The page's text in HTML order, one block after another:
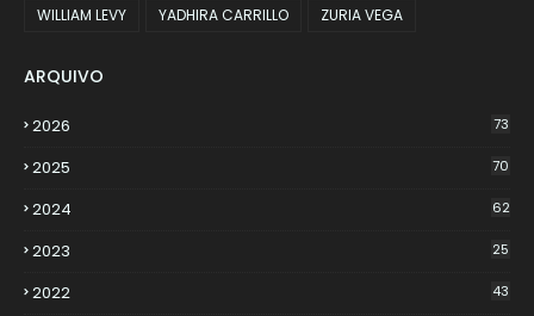
WILLIAM LEVY
YADHIRA CARRILLO ZURIA VEGA
ARQUIVO
2026 73
2025 70
2024 62
2023 25
2022 43